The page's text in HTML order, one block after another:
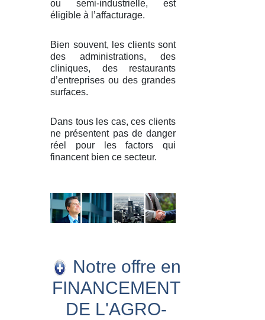
ou semi-industrielle, est
éligible à l’affacturage.
Bien souvent, les clients sont
des administrations, des
cliniques, des restaurants
d’entreprises ou des grandes
surfaces.
Dans tous les cas, ces clients
ne présentent pas de danger
réel pour les factors qui
financent bien ce secteur.
Notre offre en
FINANCEMENT
DE L'AGRO-